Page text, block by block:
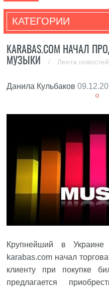
КАТЕГОРИИ
KARABAS.COM НАЧАЛ
МУЗЫКИ
/ Лента новостей
Данила Кульбаков
Крупнейший в Украине
karabas.com начал
клиенту при покупке
предлагается